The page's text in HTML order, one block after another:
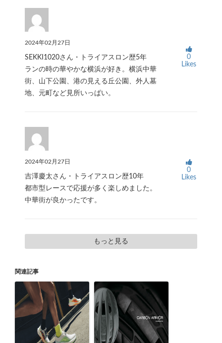
2024年02月27日
SEKKI1020さん・トライアスロン歴5年
ランの時の華やかな横浜が好き。横浜中華
街、山下公園、港の見える丘公園、外人墓
地、元町など見所いっぱい。
0
Likes
2024年02月27日
吉澤慶太さん・トライアスロン歴10年
都市型レースで応援が多く楽しめました。
中華街が良かったです。
0
Likes
もっと見る
関連記事